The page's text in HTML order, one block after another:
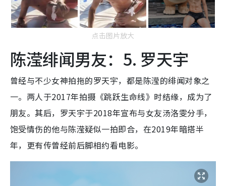
点击图片放大
陈滢绯闻男友：5. 罗天宇
曾经与不少女神拍拖的罗天宇，都是陈滢的绯闻对象之
一。两人于2017年拍摄《跳跃生命线》时结缘，成为了
朋友。其后，罗天宇于2018年宣布与女友汤洛雯分手，
饱受情伤的他与陈滢疑似一拍即合，在2019年暗搭半
年，更有传曾经前后脚相约看电影。